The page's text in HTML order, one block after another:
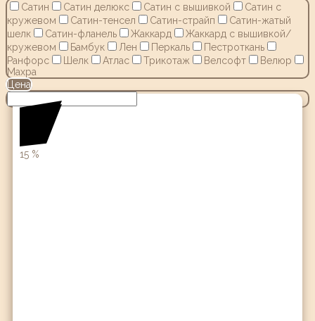
Сатин Сатин делюкс Сатин с вышивкой
Сатин с
кружевом
Сатин-тенсел Сатин-страйп
Сатин-жатый
шелк
Сатин-фланель Жаккард
Жаккард с вышивкой/
кружевом
Бамбук Лен Перкаль
Пестроткань
Ранфорс
Шелк Атлас Трикотаж Велсофт
Велюр
Махра
Цена
15 %